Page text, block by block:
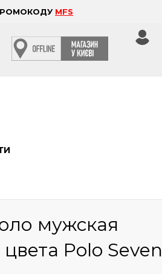
MFS
мужская
Polo Seven